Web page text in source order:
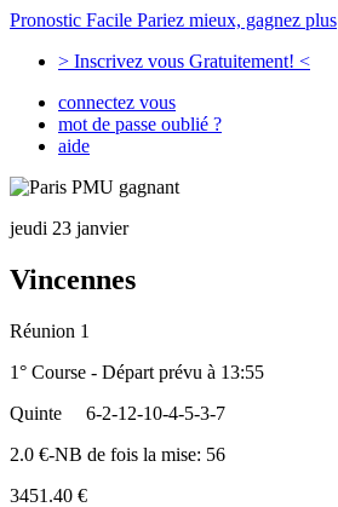
Pronostic Facile Pariez mieux, gagnez plus
> Inscrivez vous Gratuitement! <
connectez vous
mot de passe oublié ?
aide
jeudi 23 janvier
Vincennes
Réunion 1
1° Course - Départ prévu à 13:55
Quinte
6-2-12-10-4-5-3-7
2.0 €-NB de fois la mise: 56
3451.40 €